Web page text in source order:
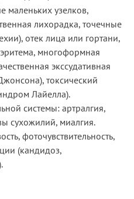
маленьких узелков,
лихорадка, точечные
отек лица или гортани,
многоформная
экссудативная
токсический
Лайелла).
системы: артралгия,
сухожилий, миалгия.
фоточувствительность,
(кандидоз,